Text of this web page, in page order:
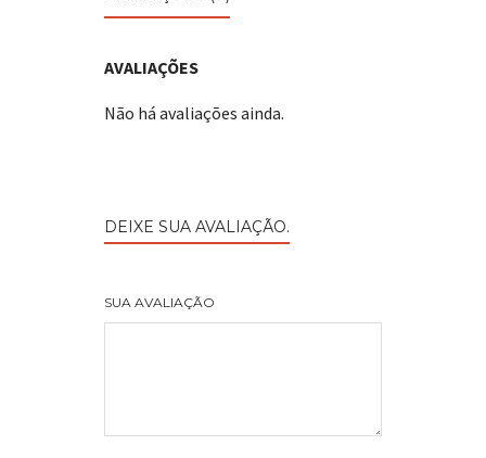
AVALIAÇÕES
Não há avaliações ainda.
DEIXE SUA AVALIAÇÃO.
SUA AVALIAÇÃO